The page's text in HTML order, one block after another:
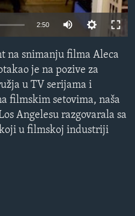
2:50
na snimanju filma Aleca
je na pozive za
u TV serijama i
filmskim setovima, naša
Angelesu razgovarala sa
u filmskoj industriji